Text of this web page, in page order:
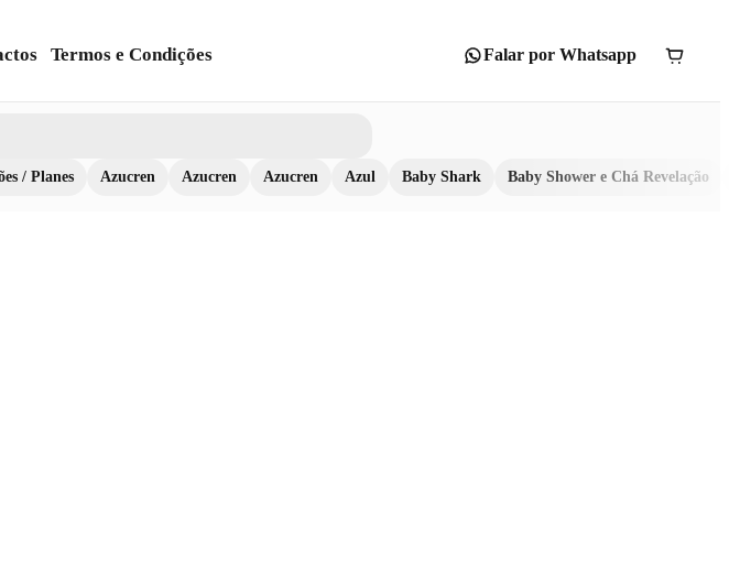
Termos e Condições Falar por Whatsapp
/ Planes Azucren Azucren Azucren Azul Baby Shark Baby Shower e Chá Revelação